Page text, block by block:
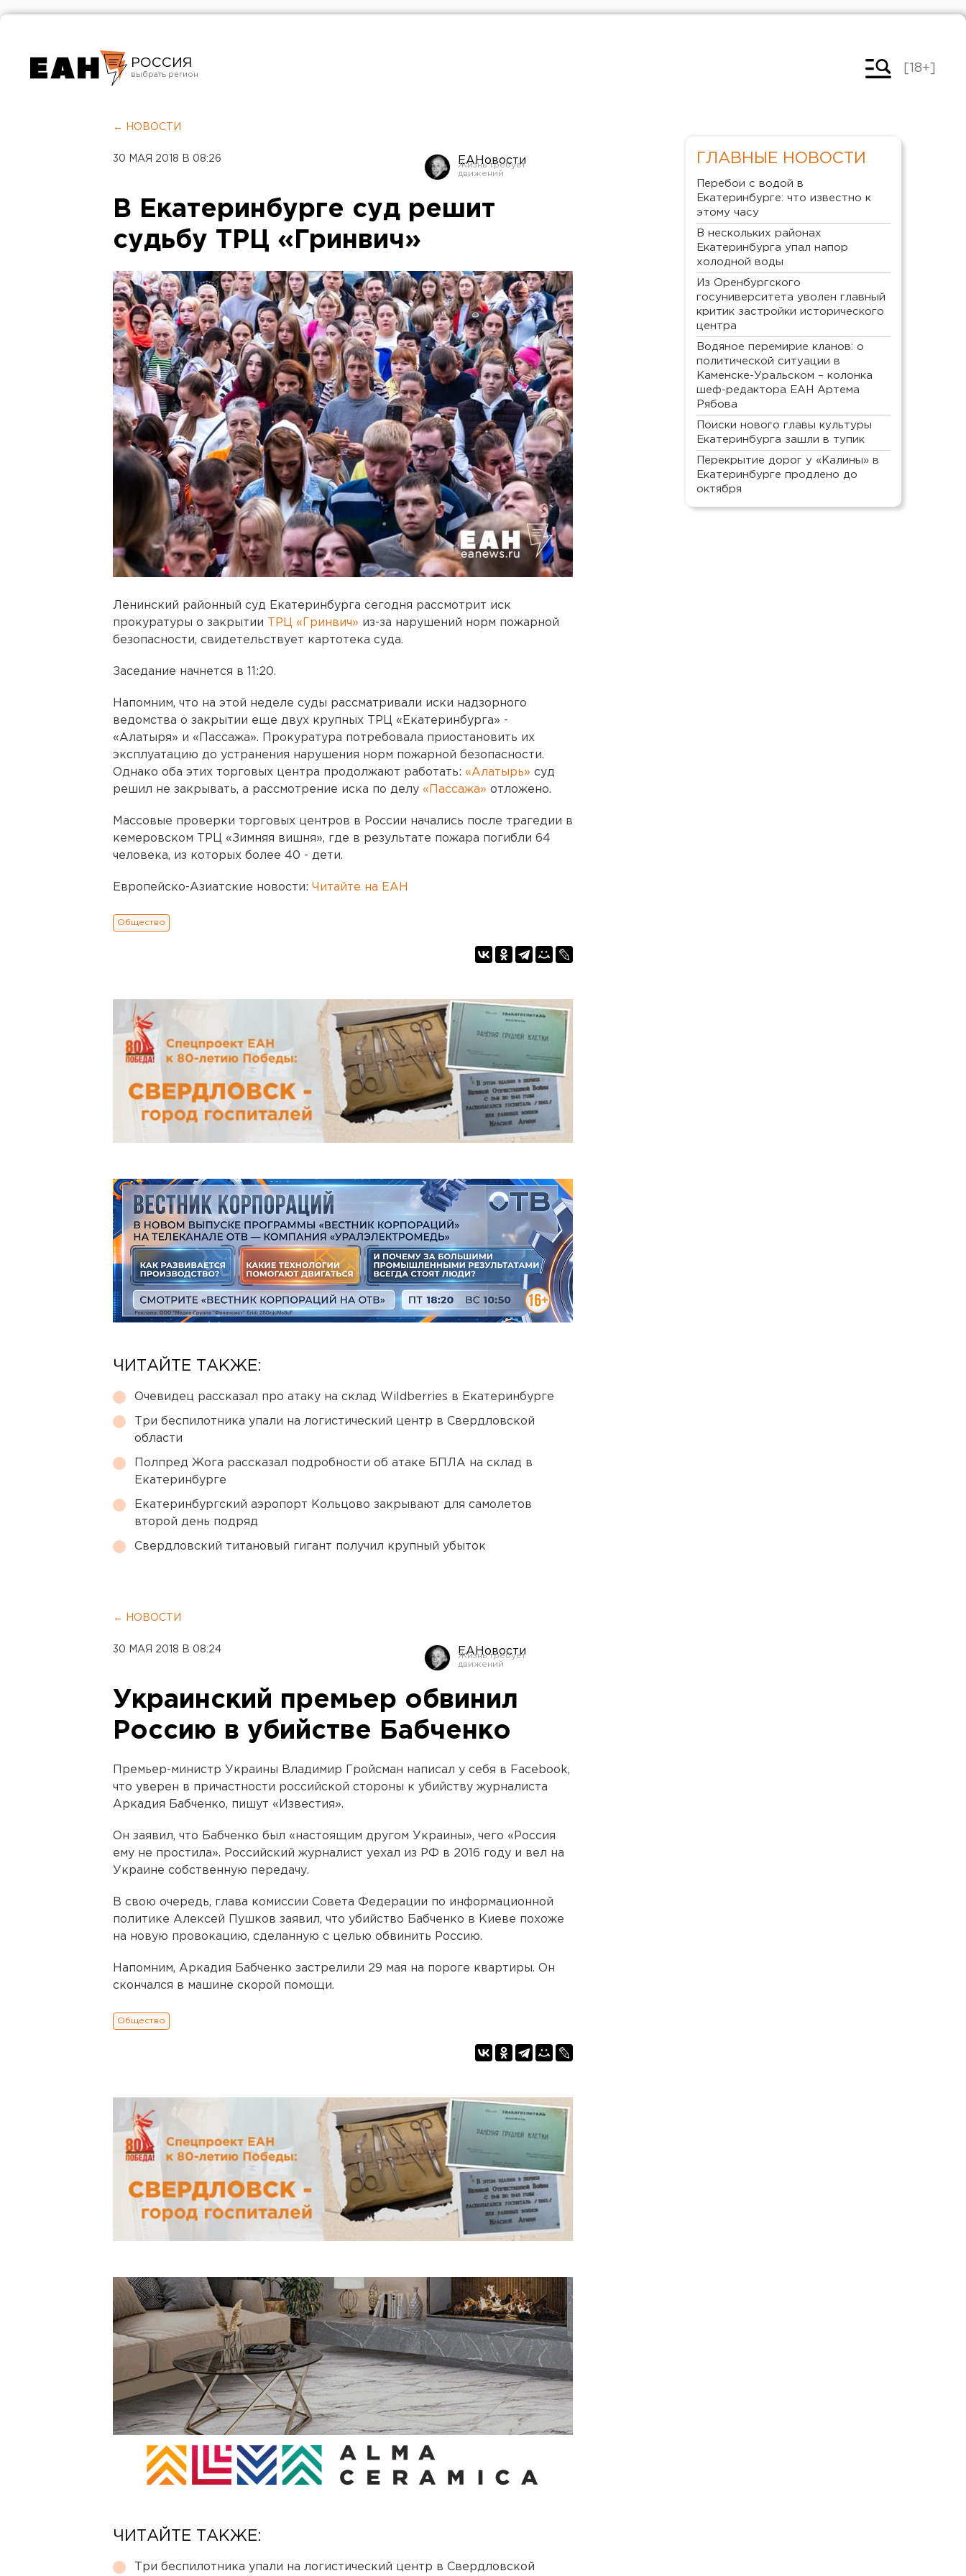
РОССИЯ
Челябинск
[18+]
← НОВОСТИ
30 МАЯ 2018 В 08:26 ЕАНовости
В Екатеринбурге суд решит
судьбу ТРЦ «Гринвич»
Ленинский районный суд Екатеринбурга сегодня рассмотрит иск
прокуратуры о закрытии
ТРЦ «Гринвич» из-за нарушений норм пожарной
безопасности, свидетельствует картотека суда.
Заседание начнется в 11:20.
Напомним, что на этой неделе суды рассматривали иски надзорного
ведомства о закрытии еще двух крупных ТРЦ «Екатеринбурга» -
«Алатыря» и «Пассажа». Прокуратура потребовала приостановить их
эксплуатацию до устранения нарушения норм пожарной безопасности.
Однако оба этих торговых центра продолжают работать: «Алатырь» суд
решил не закрывать, а рассмотрение иска по делу «Пассажа» отложено.
Массовые проверки торговых центров в России начались после трагедии в
кемеровском ТРЦ «Зимняя вишня», где в результате пожара погибли 64
человека, из которых более 40 - дети.
Европейско-Азиатские новости: Читайте на ЕАН
Общество
ЧИТАЙТЕ ТАКЖЕ:
Очевидец рассказал про атаку на склад Wildberries в Екатеринбурге
Три беспилотника упали на логистический центр в Свердловской
области
Полпред Жога рассказал подробности об атаке БПЛА на склад в
Екатеринбурге
Екатеринбургский аэропорт Кольцово закрывают для самолетов
второй день подряд
Свердловский титановый гигант получил крупный убыток
← НОВОСТИ
30 МАЯ 2018 В 08:24 ЕАНовости
Украинский премьер обвинил
Россию в убийстве Бабченко
Премьер-министр Украины Владимир Гройсман написал у себя в Facebook,
что уверен в причастности российской стороны к убийству журналиста
Аркадия Бабченко, пишут «Известия».
Он заявил, что Бабченко был «настоящим другом Украины», чего «Россия
ему не простила». Российский журналист уехал из РФ в 2016 году и вел на
Украине собственную передачу.
В свою очередь, глава комиссии Совета Федерации по информационной
политике Алексей Пушков заявил, что убийство Бабченко в Киеве похоже
на новую провокацию, сделанную с целью обвинить Россию.
Напомним, Аркадия Бабченко застрелили 29 мая на пороге квартиры. Он
скончался в машине скорой помощи.
Общество
ЧИТАЙТЕ ТАКЖЕ:
Три беспилотника упали на логистический центр в Свердловской
ГЛАВНЫЕ НОВОСТИ
Перебои с водой в
Екатеринбурге: что известно к
этому часу
В нескольких районах
Екатеринбурга упал напор
холодной воды
Из Оренбургского
госуниверситета уволен главный
критик застройки исторического
центра
Водяное перемирие кланов: о
политической ситуации в
Каменске-Уральском – колонка
шеф-редактора ЕАН Артема
Рябова
Поиски нового главы культуры
Екатеринбурга зашли в тупик
Перекрытие дорог у «Калины» в
Екатеринбурге продлено до
октября